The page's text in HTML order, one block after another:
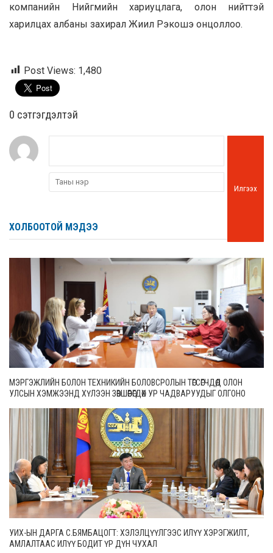
компанийн Нийгмийн хариуцлага, олон нийттэй
харилцах албаны захирал Жиил Рэкошэ онцоллоо.
Post Views: 1,480
0 cэтгэгдэлтэй
Илгээх
ХОЛБООТОЙ МЭДЭЭ
МЭРГЭЖЛИЙН БОЛОН ТЕХНИКИЙН БОЛОВСРОЛЫН ТӨГСӨГЧДӨД ОЛОН
УЛСЫН ХЭМЖЭЭНД ХҮЛЭЭН ЗӨВШӨӨРӨГДӨХ УР ЧАДВАРУУДЫГ ОЛГОНО
УИХ-ЫН ДАРГА С.БЯМБАЦОГТ: ХЭЛЭЛЦҮҮЛГЭЭС ИЛҮҮ ХЭРЭГЖИЛТ,
АМЛАЛТААС ИЛҮҮ БОДИТ ҮР ДҮН ЧУХАЛ